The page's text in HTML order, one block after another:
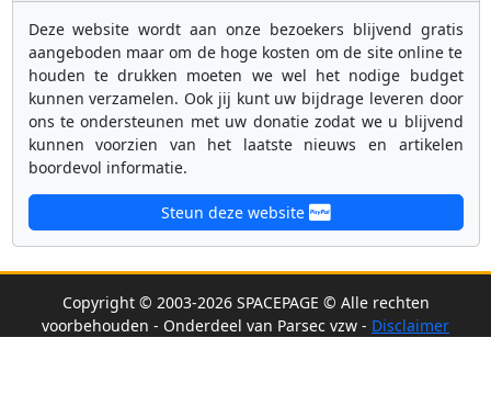
Deze website wordt aan onze bezoekers blijvend gratis
aangeboden maar om de hoge kosten om de site online te
houden te drukken moeten we wel het nodige budget
kunnen verzamelen. Ook jij kunt uw bijdrage leveren door
ons te ondersteunen met uw donatie zodat we u blijvend
kunnen voorzien van het laatste nieuws en artikelen
boordevol informatie.
Steun deze website
Copyright © 2003-2026 SPACEPAGE © Alle rechten
voorbehouden - Onderdeel van Parsec vzw - Disclaimer